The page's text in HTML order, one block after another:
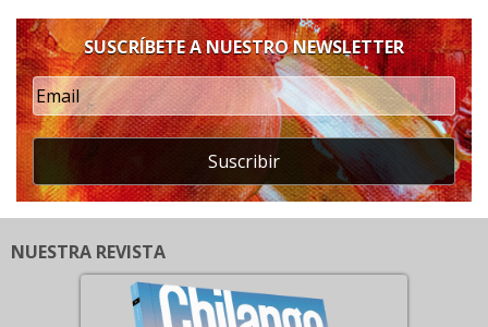
SUSCRÍBETE A NUESTRO NEWSLETTER
Suscribir
NUESTRA REVISTA